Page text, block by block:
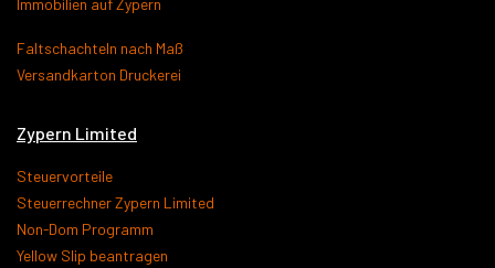
Faltschachteln nach Maß
Versandkarton Druckerei
Zypern Limited
Steuervorteile
Steuerrechner Zypern Limited
Non-Dom Programm
Yellow Slip beantragen